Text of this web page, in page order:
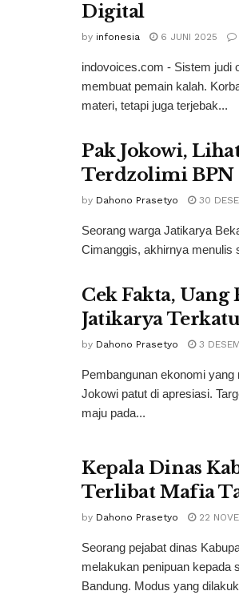
Digital
by infonesia 6 JUNI 2025
indovoices.com - Sistem judi
membuat pemain kalah.
materi, tetapi juga terjebak...
Pak Jokowi,
Terdzolimi BPN
by Dahono Prasetyo 30
Seorang warga Jatikarya
Cimanggis, akhirnya menulis
Cek Fakta, Uang
Jatikarya
by Dahono Prasetyo 3
Pembangunan ekonomi
Jokowi patut di apresiasi.
maju pada...
Kepala Dinas
Terlibat Mafia
by Dahono Prasetyo 22
Seorang pejabat dinas
melakukan penipuan kepada
Bandung. Modus yang